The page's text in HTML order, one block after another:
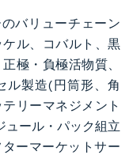
バリューチェーン
ル、コバルト、黒
極・負極活物質、
ル製造(円筒形、角
リーマネジメント
ュール・パック組立
ーマーケットサー